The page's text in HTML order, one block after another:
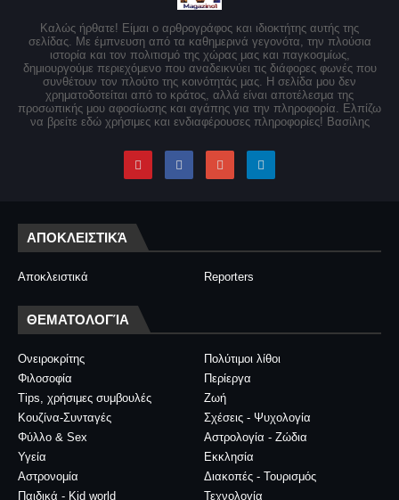
Καλώς ήρθατε! Είμαι ο αρθρογράφος και ιδιοκτήτης αυτής της
σελίδας. Με έμπνευση από τα καθημερινά γεγονότα, την πλούσια
ιστορία και τον πολιτισμό της χώρας μας και παγκοσμίως,
δημιουργούμε περιεχόμενο που αναδεικνύει τις διάφορες φωνές που
συνθέτουν τον πλούτο της κοινότητάς μας. Η σελίδα μου δεν
χρηματοδοτείται από το κράτος, αλλά είναι αποτέλεσμα της
προσωπικής μου αφοσίωσης και αγάπης για την πληροφορία. Ελπίζω
να βρείτε εδώ χρήσιμες και ενδιαφέρουσες πληροφορίες! Βασίλης
ΑΠΟΚΛΕΙΣΤΙΚΆ
Αποκλειστικά Reporters
ΘΕΜΑΤΟΛΟΓΊΑ
Ονειροκρίτης
Πολύτιμοι λίθοι
Φιλοσοφία
Περίεργα
Tips, χρήσιμες συμβουλές
Ζωή
Κουζίνα-Συνταγές
Σχέσεις - Ψυχολογία
Φύλλο & Sex
Αστρολογία - Ζώδια
Υγεία
Εκκλησία
Αστρονομία
Διακοπές - Τουρισμός
Παιδικά - Kid world
Τεχνολογία